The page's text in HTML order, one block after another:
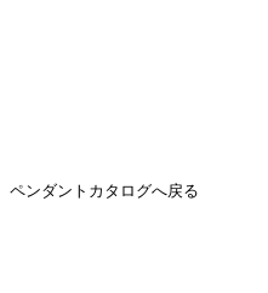
ペンダントカタログへ戻る